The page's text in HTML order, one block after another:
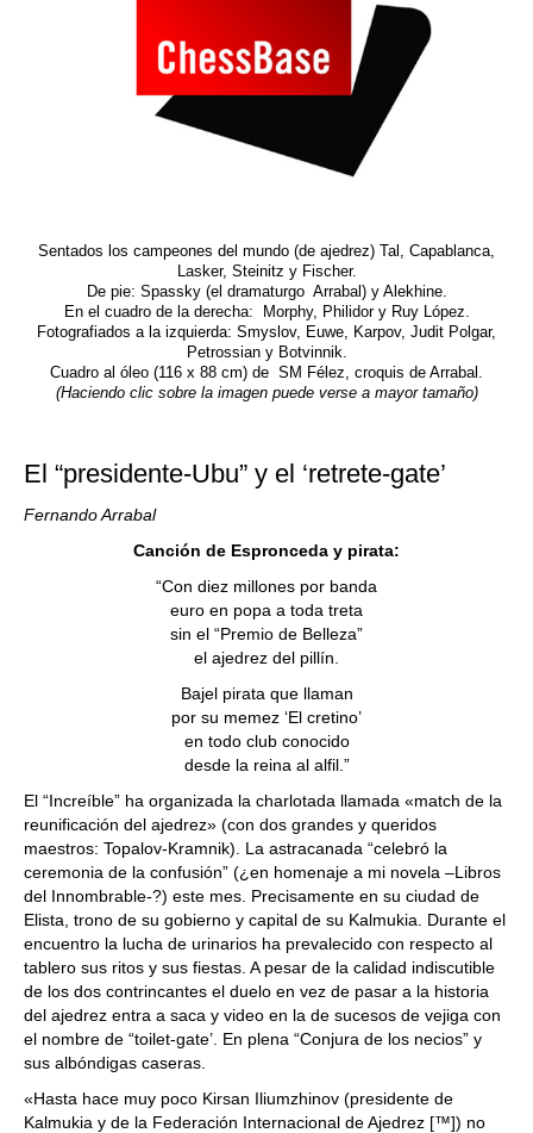
Sentados los campeones del mundo (de ajedrez) Tal, Capablanca,
Lasker, Steinitz y Fischer.
De pie: Spassky (el dramaturgo Arrabal) y Alekhine.
En el cuadro de la derecha: Morphy, Philidor y Ruy López.
Fotografiados a la izquierda: Smyslov, Euwe, Karpov, Judit Polgar,
Petrossian y Botvinnik.
Cuadro al óleo (116 x 88 cm) de SM Félez, croquis de Arrabal.
(Haciendo clic sobre la imagen puede verse a mayor tamaño)
El “presidente-Ubu” y el ‘retrete-gate’
Fernando Arrabal
Canción de Espronceda y pirata:
“Con diez millones por banda
euro en popa a toda treta
sin el “Premio de Belleza”
el ajedrez del pillín.
Bajel pirata que llaman
por su memez ‘El cretino’
en todo club conocido
desde la reina al alfil.”
El “Increíble” ha organizada la charlotada llamada «match de la
reunificación del ajedrez» (con dos grandes y queridos
maestros: Topalov-Kramnik). La astracanada “celebró la
ceremonia de la confusión” (¿en homenaje a mi novela –Libros
del Innombrable-?) este mes. Precisamente en su ciudad de
Elista, trono de su gobierno y capital de su Kalmukia. Durante el
encuentro la lucha de urinarios ha prevalecido con respecto al
tablero sus ritos y sus fiestas. A pesar de la calidad indiscutible
de los dos contrincantes el duelo en vez de pasar a la historia
del ajedrez entra a saca y video en la de sucesos de vejiga con
el nombre de “toilet-gate’. En plena “Conjura de los necios” y
sus albóndigas caseras.
«Hasta hace muy poco Kirsan Iliumzhinov (presidente de
Kalmukia y de la Federación Internacional de Ajedrez [™]) no